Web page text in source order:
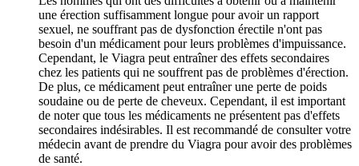
une érection suffisamment longue pour avoir un rapport
sexuel, ne souffrant pas de dysfonction érectile n'ont pas
besoin d'un médicament pour leurs problèmes d'impuissance.
Cependant, le Viagra peut entraîner des effets secondaires
chez les patients qui ne souffrent pas de problèmes d'érection.
De plus, ce médicament peut entraîner une perte de poids
soudaine ou de perte de cheveux. Cependant, il est important
de noter que tous les médicaments ne présentent pas d'effets
secondaires indésirables. Il est recommandé de consulter votre
médecin avant de prendre du Viagra pour avoir des problèmes
de santé.